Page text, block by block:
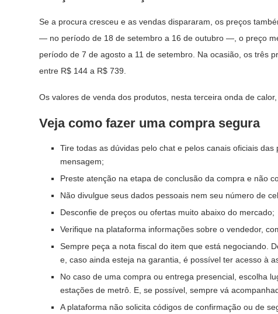
Se a procura cresceu e as vendas dispararam, os preços
— no período de 18 de setembro a 16 de outubro —, o preço
período de 7 de agosto a 11 de setembro. Na ocasião, os três
entre R$ 144 a R$ 739.
Os valores de venda dos produtos, nesta terceira onda de
Veja como fazer uma compra segura
Tire todas as dúvidas pelo chat e pelos canais oficiais
mensagem;
Preste atenção na etapa de conclusão da compra e não
Não divulgue seus dados pessoais nem seu número de
Desconfie de preços ou ofertas muito abaixo do mercado;
Verifique na plataforma informações sobre o vendedor,
Sempre peça a nota fiscal do item que está negociando.
e, caso ainda esteja na garantia, é possível ter acesso à
No caso de uma compra ou entrega presencial, escolha
estações de metrô. E, se possível, sempre vá
A plataforma não solicita códigos de confirmação ou de